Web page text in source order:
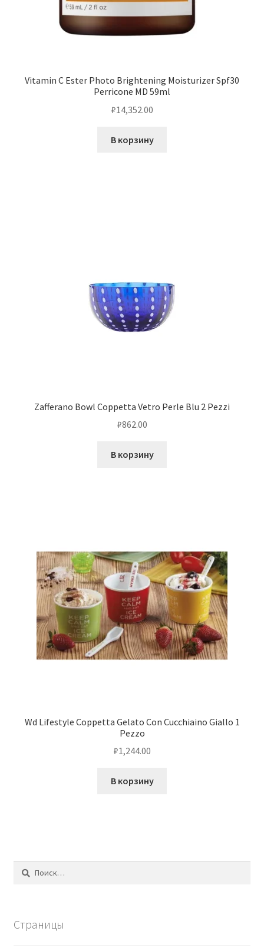
Vitamin C Ester Photo Brightening Moisturizer Spf30
Perricone MD 59ml
₽14,352.00
В корзину
Zafferano Bowl Coppetta Vetro Perle Blu 2 Pezzi
₽862.00
В корзину
Wd Lifestyle Coppetta Gelato Con Cucchiaino Giallo 1
Pezzo
₽1,244.00
В корзину
Найти:
Страницы